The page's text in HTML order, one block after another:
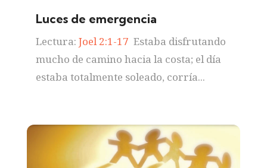
Luces de emergencia
Lectura: Joel 2:1-17 Estaba disfrutando
mucho de camino hacia la costa; el día
estaba totalmente soleado, corría...